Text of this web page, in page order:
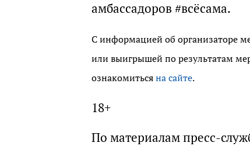
амбассадоров #всёсама.
С информацией об организаторе
или выигрышей по результатам
ознакомитьсяна сайте.
18+
По материалам пресс-